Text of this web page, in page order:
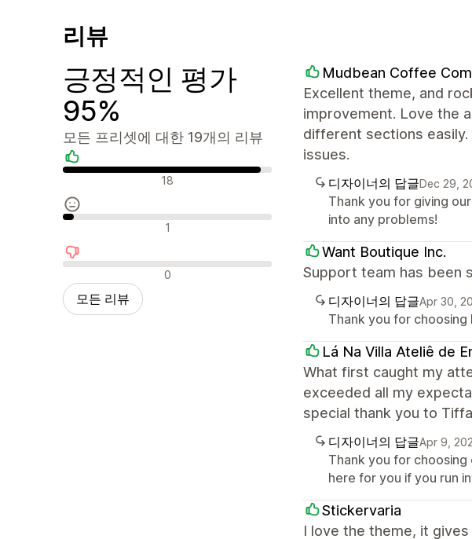
리뷰
긍정적인 평가
95%
모든 프리셋에 대한 19개의 리뷰
긍정적인 리뷰 18
중립적인 리뷰 1
부정적인 리뷰 0
모든 리뷰
Mudbean Coffee
Excellent theme, and
improvement. Love the
different sections
issues.
디자이너의 답글Dec 29,
Thank you for giving
into any problems!
Want Boutique Inc.
Support team has been
디자이너의 답글Apr 30,
Thank you for
Lá Na Villa Ateliê de
What first caught my
exceeded all my
special thank you to
디자이너의 답글Apr 9,
Thank you for
here for you if you run
Stickervaria
I love the theme, it